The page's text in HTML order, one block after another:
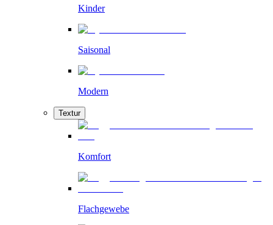
Kinder
Saisonal
Modern
Textur
Komfort
Flachgewebe